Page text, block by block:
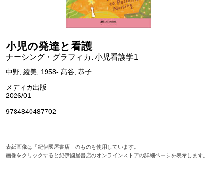
小児の発達と看護
ナーシング・グラフィカ. 小児看護学1
中野, 綾美, 1958- 髙谷, 恭子
メディカ出版
2026/01
9784840487702
表紙画像は「紀伊國屋書店」のものを使用しています。
画像をクリックすると紀伊國屋書店のオンラインストアの詳細ページを表示します。